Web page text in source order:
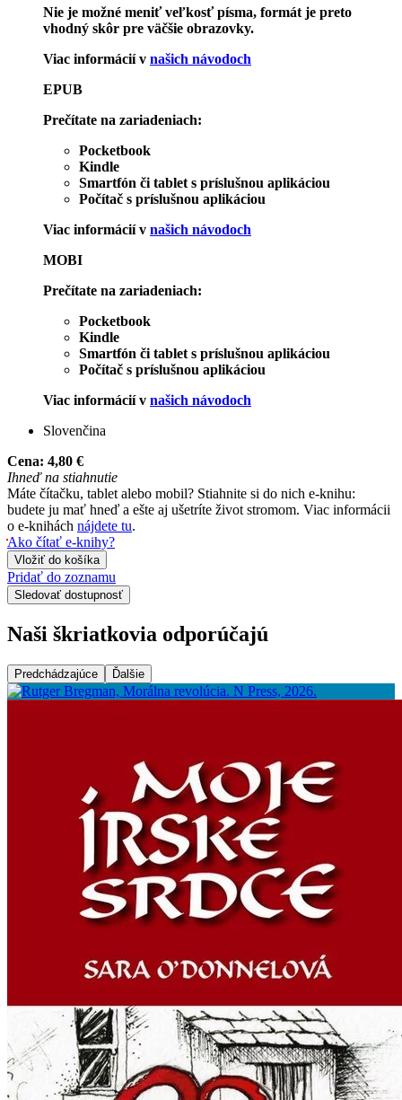
Nie je možné meniť veľkosť písma, formát je preto
vhodný skôr pre väčšie obrazovky.
Viac informácií v našich návodoch
EPUB
Prečítate na zariadeniach:
Pocketbook
Kindle
Smartfón či tablet s príslušnou aplikáciou
Počítač s príslušnou aplikáciou
Viac informácií v našich návodoch
MOBI
Prečítate na zariadeniach:
Pocketbook
Kindle
Smartfón či tablet s príslušnou aplikáciou
Počítač s príslušnou aplikáciou
Viac informácií v našich návodoch
Slovenčina
Cena: 4,80 €
Ihneď na stiahnutie
Máte čítačku, tablet alebo mobil? Stiahnite si do nich e-knihu:
budete ju mať hneď a ešte aj ušetríte život stromom. Viac informácii
o e-knihách nájdete tu.
Ako čítať e-knihy?
Vložiť do košíka
Pridať do zoznamu
Sledovať dostupnosť
Naši škriatkovia odporúčajú
Predchádzajúce Ďalšie